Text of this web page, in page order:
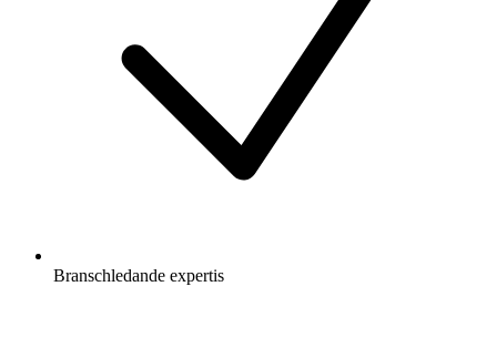
Branschledande expertis